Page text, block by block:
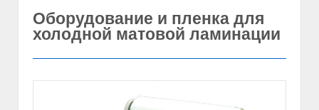
Оборудование и пленка для
холодной матовой ламинации